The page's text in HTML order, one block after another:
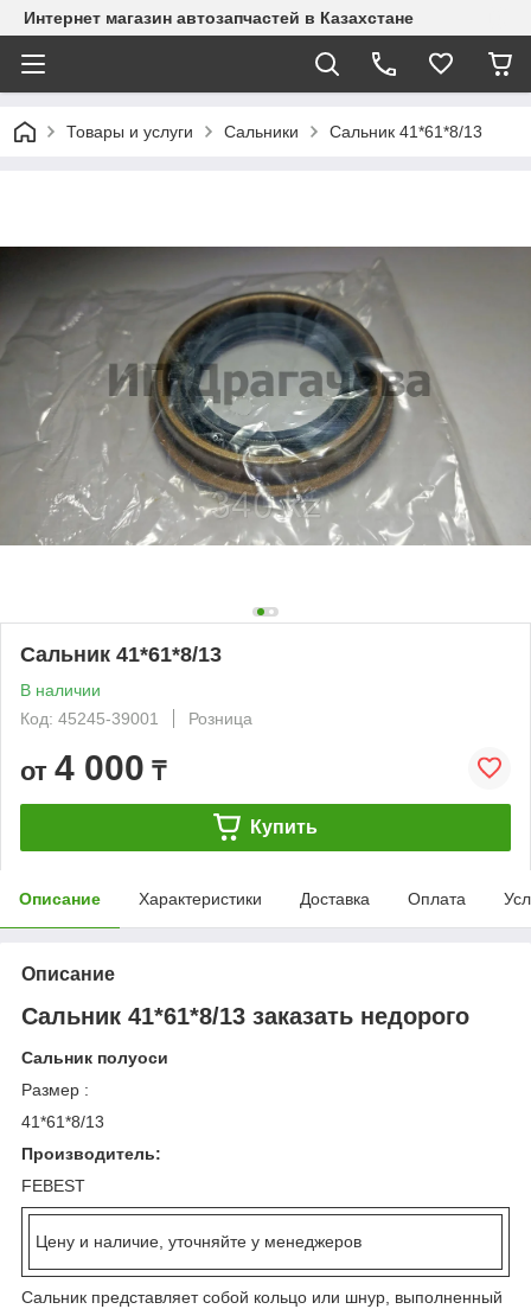
Интернет магазин автозапчастей в Казахстане
Товары и услуги Сальники Сальник 41*61*8/13
Сальник 41*61*8/13
В наличии
Код: 45245-39001
Розница
от 4 000 ₸
Купить
Описание Характеристики Доставка Оплата
Описание
Сальник 41*61*8/13 заказать недорого
Сальник полуоси
Размер :
41*61*8/13
Производитель:
FEBEST
Цену и наличие, уточняйте у менеджеров
Сальник представляет собой кольцо или шнур, выполненный